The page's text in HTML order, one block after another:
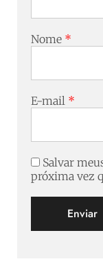
Nome *
E-mail *
Salvar
próxima vez